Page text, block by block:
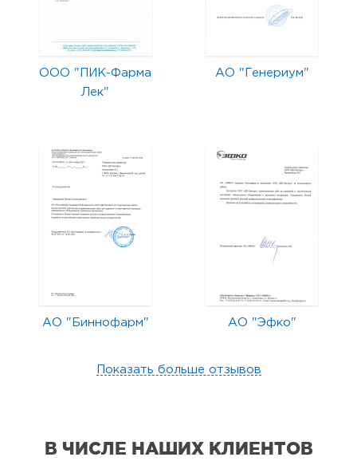
ООО "ПИК-Фарма
Лек"
АО "Генериум"
АО "Биннофарм" АО "Эфко"
Показать больше отзывов
В ЧИСЛЕ НАШИХ КЛИЕНТОВ